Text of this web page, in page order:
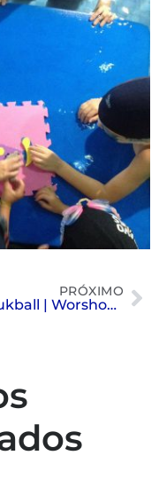
PRÓXIMO
Tchoukball | Worshop de Escolas de Esportes